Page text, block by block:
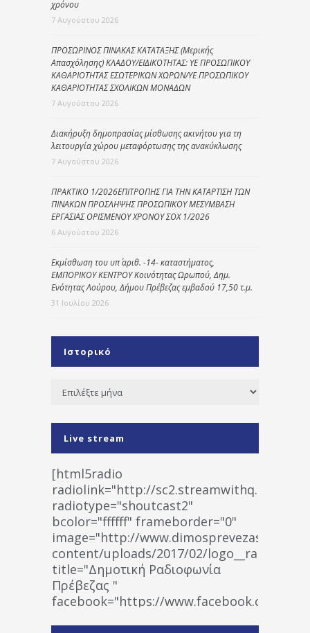
χρόνου
7 Αυγούστου 2026
ΠΡΟΣΩΡΙΝΟΣ ΠΙΝΑΚΑΣ ΚΑΤΑΤΑΞΗΣ (Μερικής
Απασχόλησης) ΚΛΑΔΟΥ/ΕΙΔΙΚΟΤΗΤΑΣ: ΥΕ ΠΡΟΣΩΠΙΚΟΥ
ΚΑΘΑΡΙΟΤΗΤΑΣ ΕΣΩΤΕΡΙΚΩΝ ΧΩΡΩΝ/ΥΕ ΠΡΟΣΩΠΙΚΟΥ
ΚΑΘΑΡΙΟΤΗΤΑΣ ΣΧΟΛΙΚΩΝ ΜΟΝΑΔΩΝ
7 Αυγούστου 2026
Διακήρυξη δημοπρασίας μίσθωσης ακινήτου για τη
λειτουργία χώρου μεταφόρτωσης της ανακύκλωσης
7 Αυγούστου 2026
ΠΡΑΚΤΙΚΟ 1/2026ΕΠΙΤΡΟΠΗΣ ΓΙΑ ΤΗΝ ΚΑΤΑΡΤΙΣΗ ΤΩΝ
ΠΙΝΑΚΩΝ ΠΡΟΣΛΗΨΗΣ ΠΡΟΣΩΠΙΚΟΥ ΜΕΣΥΜΒΑΣΗ
ΕΡΓΑΣΙΑΣ ΟΡΙΣΜΕΝΟΥ ΧΡΟΝΟΥ ΣΟΧ 1/2026
6 Αυγούστου 2026
Εκμίσθωση του υπ΄ αριθ. -14- καταστήματος,
ΕΜΠΟΡΙΚΟΥ ΚΕΝΤΡΟΥ Κοινότητας Ωρωπού, Δημ.
Ενότητας Λούρου, Δήμου Πρέβεζας εμβαδού 17,50 τ.μ.
31 Ιουλίου 2026
Ιστορικό
Ιστορικό
Live stream
[html5radio
radiolink="http://
radiotype="shoutcast2"
bcolor="ffffff" frameborder="0"
image="http://www.dimosprevezas.gr/wp-
content/uploads/2017/02/
title="Δημοτική Ραδιοφωνία
Πρέβεζας "
facebook="https://www.facebook.com/